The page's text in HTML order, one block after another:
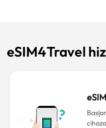
eSIM4Travel